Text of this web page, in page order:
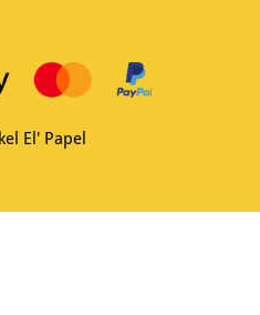
El' Papel